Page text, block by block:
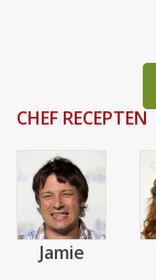
CHEF RECEPTEN
Jamie